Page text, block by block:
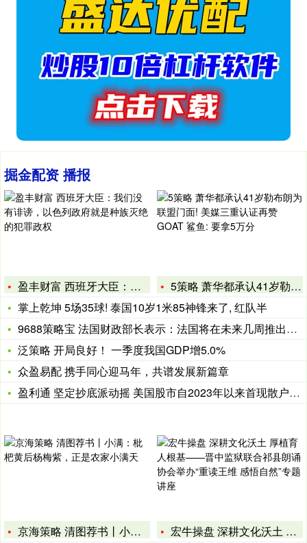
掘金配资 播报
盈丰财富 西班牙大臣：我们没有诽谤，以色列政府就是种族灭绝的
5策略 萧华都承认41岁勒布朗为联盟门面! 美媒三重认证再赞
掌上乾坤 5场35球! 泰国10岁1米85神锋来了, 红队半
9688策略宝 法国财政部长表示：法国将在未来几周推出扶持数
泛策略 开局良好！ 一季度我国GDP增5.0%
众盈易配 携手同心迎马年，共谱发展新篇章
盈利通 坚定抄底派动摇 美国股市自2023年以来首现散户净卖
京海策略 清图荐书丨小满：枇杷黄后杨梅紫，正是农家小满天
宏牛操盘 深耕文化沃土 厚植育人根基——晋中监狱联合祁县朗诵